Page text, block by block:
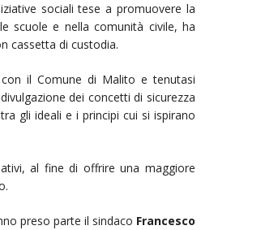
sociali tese a promuovere la
scuole e nella comunità civile, ha
cassetta di custodia.
con il Comune di Malito e tenutasi
dei concetti di sicurezza
gli ideali e i principi cui si ispirano
al fine di offrire una maggiore
preso parte il sindaco Francesco